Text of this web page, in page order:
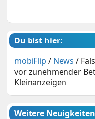
Du bist hier:
mobiFlip / News /
vor zunehmender
Kleinanzeigen
Weitere Neuigkeiten